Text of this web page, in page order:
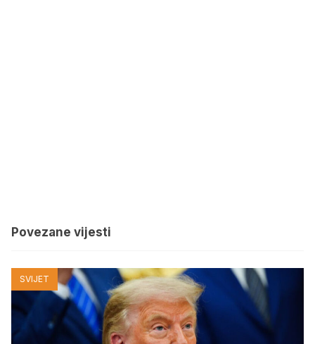
Povezane vijesti
SVIJET